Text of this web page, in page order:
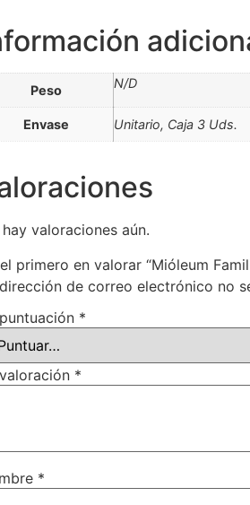
Peso N/D
Envase Unitario, Caja 3 Uds.
valoraciones aún.
primero en valorar “Mióleum
de correo electrónico no
*
*
*